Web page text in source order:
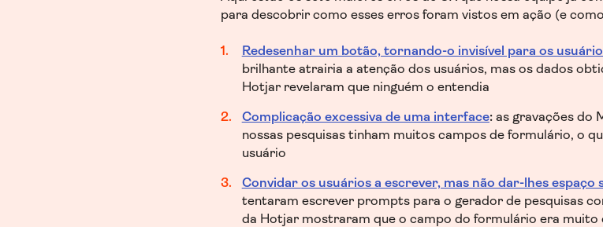
para descobrir como esses erros foram vistos em ação (e
Redesenhar um botão, tornando-o invisível para os
brilhante atrairia a atenção dos usuários, mas os dados
Hotjar revelaram que ninguém o entendia
Complicação excessiva de uma interface:as gravações do
nossas pesquisas tinham muitos campos de formulário, o
usuário
Convidar os usuários a escrever, mas não dar-lhes espaço
tentaram escrever prompts para o gerador de pesquisas
da Hotjar mostraram que o campo do formulário era muito